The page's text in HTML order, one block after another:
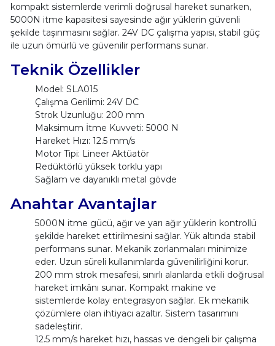
kompakt sistemlerde verimli doğrusal hareket sunarken,
5000N itme kapasitesi sayesinde ağır yüklerin güvenli
şekilde taşınmasını sağlar. 24V DC çalışma yapısı, stabil güç
ile uzun ömürlü ve güvenilir performans sunar.
Teknik Özellikler
Model: SLA015
Çalışma Gerilimi: 24V DC
Strok Uzunluğu: 200 mm
Maksimum İtme Kuvveti: 5000 N
Hareket Hızı: 12.5 mm/s
Motor Tipi: Lineer Aktüatör
Redüktörlü yüksek torklu yapı
Sağlam ve dayanıklı metal gövde
Anahtar Avantajlar
5000N itme gücü, ağır ve yarı ağır yüklerin kontrollü
şekilde hareket ettirilmesini sağlar. Yük altında stabil
performans sunar. Mekanik zorlanmaları minimize
eder. Uzun süreli kullanımlarda güvenilirliğini korur.
200 mm strok mesafesi, sınırlı alanlarda etkili doğrusal
hareket imkânı sunar. Kompakt makine ve
sistemlerde kolay entegrasyon sağlar. Ek mekanik
çözümlere olan ihtiyacı azaltır. Sistem tasarımını
sadeleştirir.
12.5 mm/s hareket hızı, hassas ve dengeli bir çalışma